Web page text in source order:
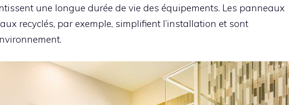
une longue durée de vie des équipements. Les panneaux
recyclés, par exemple, simplifient l’installation et sont